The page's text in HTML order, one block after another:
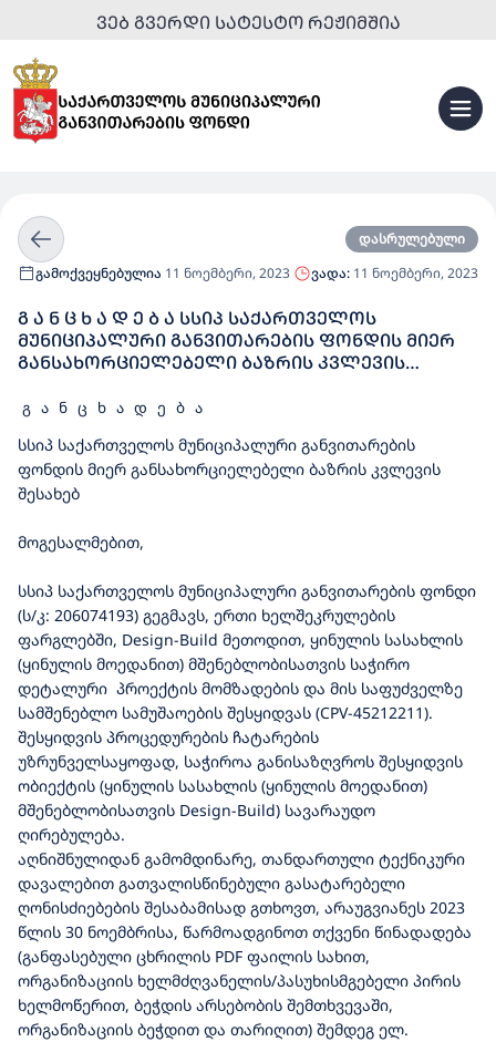
ᲕᲔᲑ ᲒᲕᲔᲠᲓᲘ ᲡᲐᲢᲔᲡᲢᲝ ᲠᲔᲟᲘᲛᲨᲘᲐ
დასრულებული
გამოქვეყნებულია 11 ნოემბერი, 2023 ვადა: 11 ნოემბერი, 2023
Გ Ა Ნ Ც Ხ Ა Დ Ე Ბ Ა ᲡᲡᲘᲞ ᲡᲐᲥᲐᲠᲗᲕᲔᲚᲝᲡ
ᲛᲣᲜᲘᲪᲘᲞᲐᲚᲣᲠᲘ ᲒᲐᲜᲕᲘᲗᲐᲠᲔᲑᲘᲡ ᲤᲝᲜᲓᲘᲡ ᲛᲘᲔᲠ
ᲒᲐᲜᲡᲐᲮᲝᲠᲪᲘᲔᲚᲔᲑᲔᲚᲘ ᲑᲐᲖᲠᲘᲡ ᲙᲕᲚᲔᲕᲘᲡ
DESIGN-BUILD ᲛᲔᲗᲝᲓᲘᲗ, ᲧᲘᲜᲣᲚᲘᲡ ᲡᲐᲡᲐᲮᲚᲘᲡ
ᲡᲐᲭᲘᲠᲝ ᲓᲔᲢᲐᲚᲣᲠᲘ ᲞᲠᲝᲔᲥᲢᲘᲡ ᲛᲝᲛᲖᲐᲓᲔᲑᲘᲡ ᲓᲐ
ᲛᲘᲡ ᲡᲐᲤᲣᲫᲕᲔᲚᲖᲔ ᲡᲐᲛᲨᲔᲜᲔᲑᲚᲝ ᲡᲐᲛᲣᲨᲐᲝᲔᲑᲘᲡ
ᲨᲔᲡᲧᲘᲓᲕᲐ
გ ა ნ ც ხ ა დ ე ბ ა
სსიპ საქართველოს მუნიციპალური განვითარების
ფონდის მიერ განსახორციელებელი ბაზრის კვლევის
შესახებ
მოგესალმებით,
სსიპ საქართველოს მუნიციპალური განვითარების ფონდი
(ს/კ: 206074193) გეგმავს, ერთი ხელშეკრულების
ფარგლებში, Design-Build მეთოდით, ყინულის სასახლის
(ყინულის მოედანით) მშენებლობისათვის საჭირო
დეტალური პროექტის მომზადების და მის საფუძველზე
სამშენებლო სამუშაოების შესყიდვას (CPV-45212211).
შესყიდვის პროცედურების ჩატარების
უზრუნველსაყოფად, საჭიროა განისაზღვროს შესყიდვის
ობიექტის (ყინულის სასახლის (ყინულის მოედანით)
მშენებლობისათვის Design-Build) სავარაუდო
ღირებულება.
აღნიშნულიდან გამომდინარე, თანდართული ტექნიკური
დავალებით გათვალისწინებული გასატარებელი
ღონისძიებების შესაბამისად გთხოვთ, არაუგვიანეს 2023
წლის 30 ნოემბრისა, წარმოადგინოთ თქვენი წინადადება
(განფასებული ცხრილის PDF ფაილის სახით,
ორგანიზაციის ხელმძღვანელის/პასუხისმგებელი პირის
ხელმოწერით, ბეჭდის არსებობის შემთხვევაში,
ორგანიზაციის ბეჭდით და თარიღით) შემდეგ ელ.